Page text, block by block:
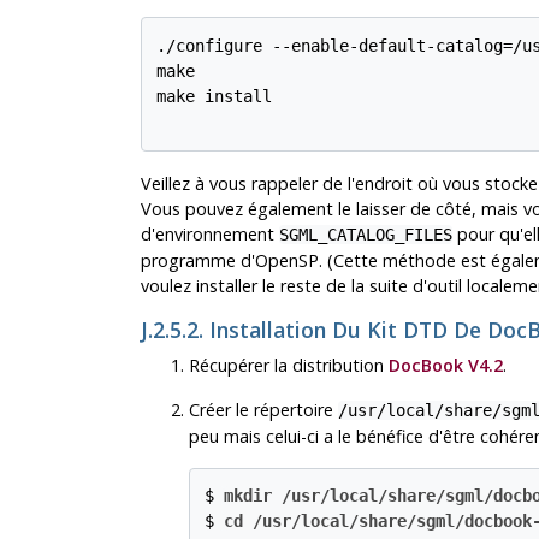
./configure --enable-default-catalog=/
make
make install
Veillez à vous rappeler de l'endroit où vous
Vous pouvez également le laisser de côté, mais
d'environnement SGML_CATALOG_FILESpour
programme d'OpenSP. (Cette méthode est
voulez installer le reste de la suite d'outil
J.2.5.2. Installation Du Kit DTD De
Récupérer la distribution DocBook V4.2.
Créer le répertoire /usr/local/share/
peu mais celui-ci a le bénéfice d'être
$ mkdir /usr/local/share/sgml/
$ cd /usr/local/share/sgml/